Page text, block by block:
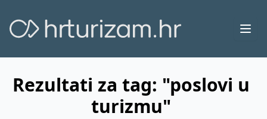
Rezultati za tag: "poslovi u
turizmu"